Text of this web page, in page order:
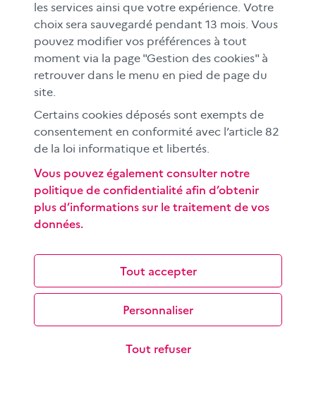
L’infodivertissement, un genre hybride qui
malmène l’info ?
Si l’infodivertissement – un genre médiatique hybride
mêlant les codes de l’info et ceux du divertissement –
est ancien à la télévision,…
Où est l’info face au commentaire et à
Les objectifs de cette séquence pédagogique à
destination des élèves du cycle 4 sont de savoir
distinguer une information, d’un commentaire…
les services ainsi que votre expérience. Votre
choix sera sauvegardé pendant 13 mois. Vous
pouvez modifier vos préférences à tout
moment via la page "Gestion des cookies" à
retrouver dans le menu en pied de page du
site.
Certains cookies déposés sont exempts de
consentement en conformité avec l’article 82
de la loi informatique et libertés.
Tout accepter
Tout refuser
Personnaliser
Vous pouvez également consulter notre
politique de confidentialité afin d’obtenir
plus d’informations sur le traitement de vos
données.